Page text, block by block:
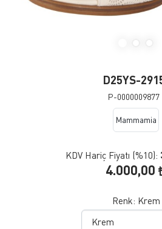
D25YS-
P-0000009877
Mammamia
KDV Hariç Fiyatı (%10):
4.000,00
Renk: Krem